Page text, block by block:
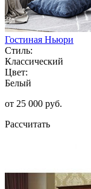
Гостиная Ньюри
Стиль:
Классический
Цвет:
Белый
от 25 000 руб.
Рассчитать